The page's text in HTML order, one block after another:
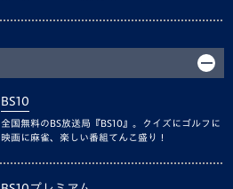
BS10
全国無料のBS放送局『BS10』。クイズにゴルフに
映画に麻雀、楽しい番組てんこ盛り！